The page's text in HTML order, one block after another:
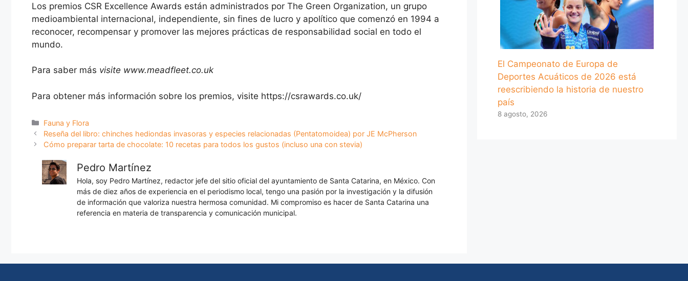
Los premios CSR Excellence Awards están administrados por The Green Organization, un grupo
medioambiental internacional, independiente, sin fines de lucro y apolítico que comenzó en 1994 a
reconocer, recompensar y promover las mejores prácticas de responsabilidad social en todo el
mundo.
Para saber más visite www.meadfleet.co.uk
Para obtener más información sobre los premios, visite https://csrawards.co.uk/
Categorías
Fauna y Flora
Reseña del libro: chinches hediondas invasoras y especies relacionadas (Pentatomoidea) por JE McPherson
Cómo preparar tarta de chocolate: 10 recetas para todos los gustos (incluso una con stevia)
Pedro Martínez
Hola, soy Pedro Martínez, redactor jefe del sitio oficial del ayuntamiento de Santa Catarina, en México. Con
más de diez años de experiencia en el periodismo local, tengo una pasión por la investigación y la difusión
de información que valoriza nuestra hermosa comunidad. Mi compromiso es hacer de Santa Catarina una
referencia en materia de transparencia y comunicación municipal.
El Campeonato de Europa de
Deportes Acuáticos de 2026 está
reescribiendo la historia de nuestro
país
8 agosto, 2026